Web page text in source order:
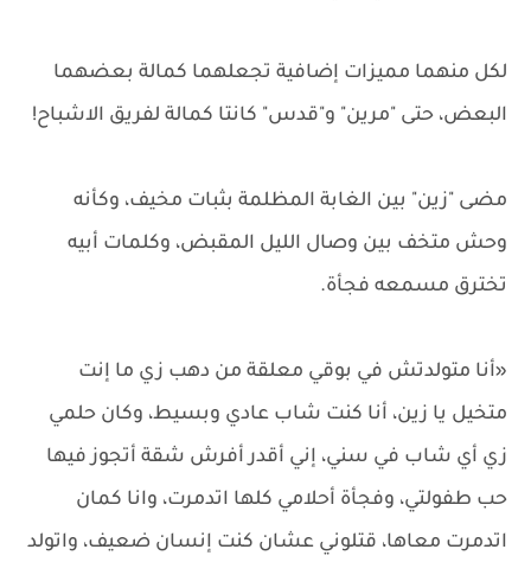
لكل منهما مميزات إضافية تجعلهما كمالة بعضهما
البعض، حتى "مرين" و"قدس" كانتا كمالة لفريق الاشباح!
مضى "زين" بين الغابة المظلمة بثبات مخيف، وكأنه
وحش متخف بين وصال الليل المقبض، وكلمات أبيه
تخترق مسمعه فجأة.
«أنا متولدتش في بوقي معلقة من دهب زي ما إنت
متخيل يا زين، أنا كنت شاب عادي وبسيط، وكان حلمي
زي أي شاب في سني، إني أقدر أفرش شقة أتجوز فيها
حب طفولتي، وفجأة أحلامي كلها اتدمرت، وانا كمان
اتدمرت معاها، قتلوني عشان كنت إنسان ضعيف، واتولد